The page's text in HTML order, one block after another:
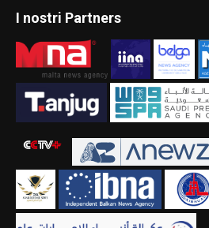
I nostri Partners